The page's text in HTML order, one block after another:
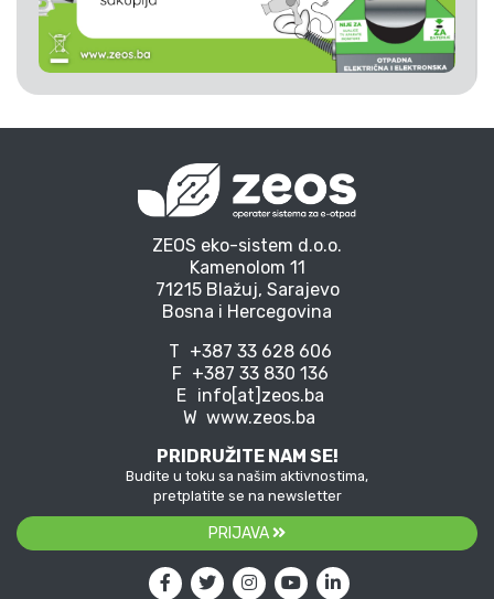
ZEOS eko-sistem d.o.o.
Kamenolom 11
71215 Blažuj, Sarajevo
Bosna i Hercegovina
T +387 33 628 606
F +387 33 830 136
E info[at]zeos.ba
W www.zeos.ba
PRIDRUŽITE NAM SE!
Budite u toku sa našim aktivnostima,
pretplatite se na newsletter
PRIJAVA